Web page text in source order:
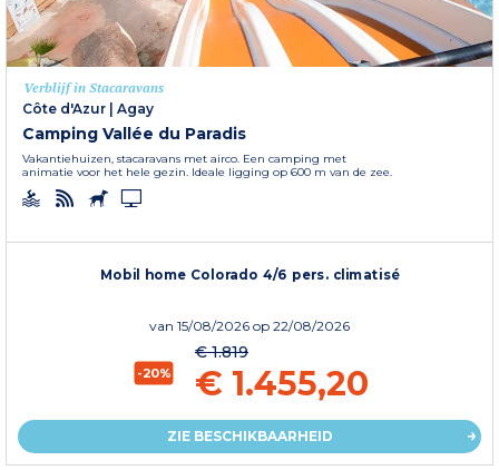
Verblijf in Stacaravans
Côte d'Azur | Agay
Camping Vallée du Paradis
Vakantiehuizen, stacaravans met airco. Een camping met
animatie voor het hele gezin. Ideale ligging op 600 m van de zee.
Mobil home Colorado 4/6 pers. climatisé
van 15/08/2026 op 22/08/2026
-20%
€ 1.819
€ 1.455,20
ZIE BESCHIKBAARHEID